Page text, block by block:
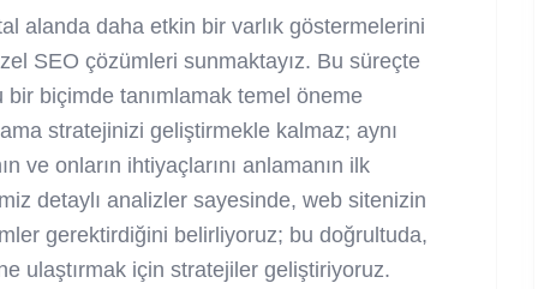
alanda daha etkin bir varlık göstermelerini
SEO çözümleri sunmaktayız. Bu süreçte
biçimde tanımlamak temel öneme
stratejinizi geliştirmekle kalmaz; aynı
ve onların ihtiyaçlarını anlamanın ilk
detaylı analizler sayesinde, web sitenizin
gerektirdiğini belirliyoruz; bu doğrultuda,
ulaştırmak için stratejiler geliştiriyoruz.